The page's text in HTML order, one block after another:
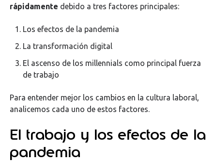
rápidamente debido a tres factores principales:
Los efectos de la pandemia
La transformación digital
El ascenso de los millennials como principal fuerza
de trabajo
Para entender mejor los cambios en la cultura laboral,
analicemos cada uno de estos factores.
El trabajo y los efectos de la
pandemia